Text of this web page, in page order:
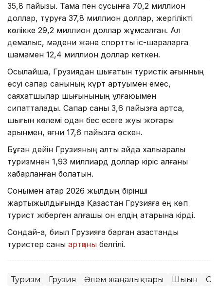
35,8 пайызы. Тамақ пен сусынға 70,2 миллион
доллар, тұруға 37,8 миллион доллар, жергілікті
көлікке 29,2 миллион доллар жұмсалған. Ал
демалыс, мәдени және спорттық іс-шараларға
шамамен 12,4 миллион доллар кеткен.
Осылайша, Грузиядан шығатын туристік ағынның
өсуі сапар санының күрт артуымен емес,
саяхатшылар шығынының ұлғаюымен
сипатталады. Сапар саны 3,6 пайызға артса,
шығын көлемі одан бес есеге жуық жоғары
қарқынмен, яғни 17,6 пайызға өскен.
Бұған дейін Грузияның алты айда халықаралық
туризмнен 1,93 миллиард доллар кіріс алғаны
хабарланған болатын.
Сонымен қатар 2026 жылдың бірінші
жартыжылдығында Қазақстан Грузияға ең көп
турист жіберген алғашқы он елдің қатарына кірді.
Сондай-ақ, биыл Грузияға барған қазақстандық
туристер саны артқаны белгілі.
Туризм Грузия Әлем жаңалықтары Шығын